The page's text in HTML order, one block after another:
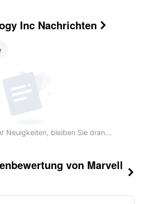
Inc Nachrichten 
Neuigkeiten, bleiben Sie dran...
von Marvell
